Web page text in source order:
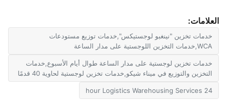
تخزين "نينغبو لوجستيكس",خدمات توزيع مستودعات
تخزين لوجستية على مدار الساعة طوال أيام الأسبوع,خدمات
والتوزيع في ميناء شيکو,خدمات تخزين لوجستية لحاوية 40 قدمًا